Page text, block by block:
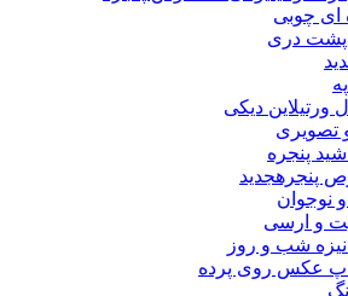
ای چوبی
پشت دری
ورتیلاین دیکی
تصویری
پنجره
پنجرهجدید
نوجوان
و ارسی
شب و روز
عکس روی پرده